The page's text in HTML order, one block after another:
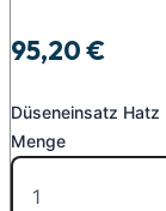
95,20€
Düseneinsatz
Menge